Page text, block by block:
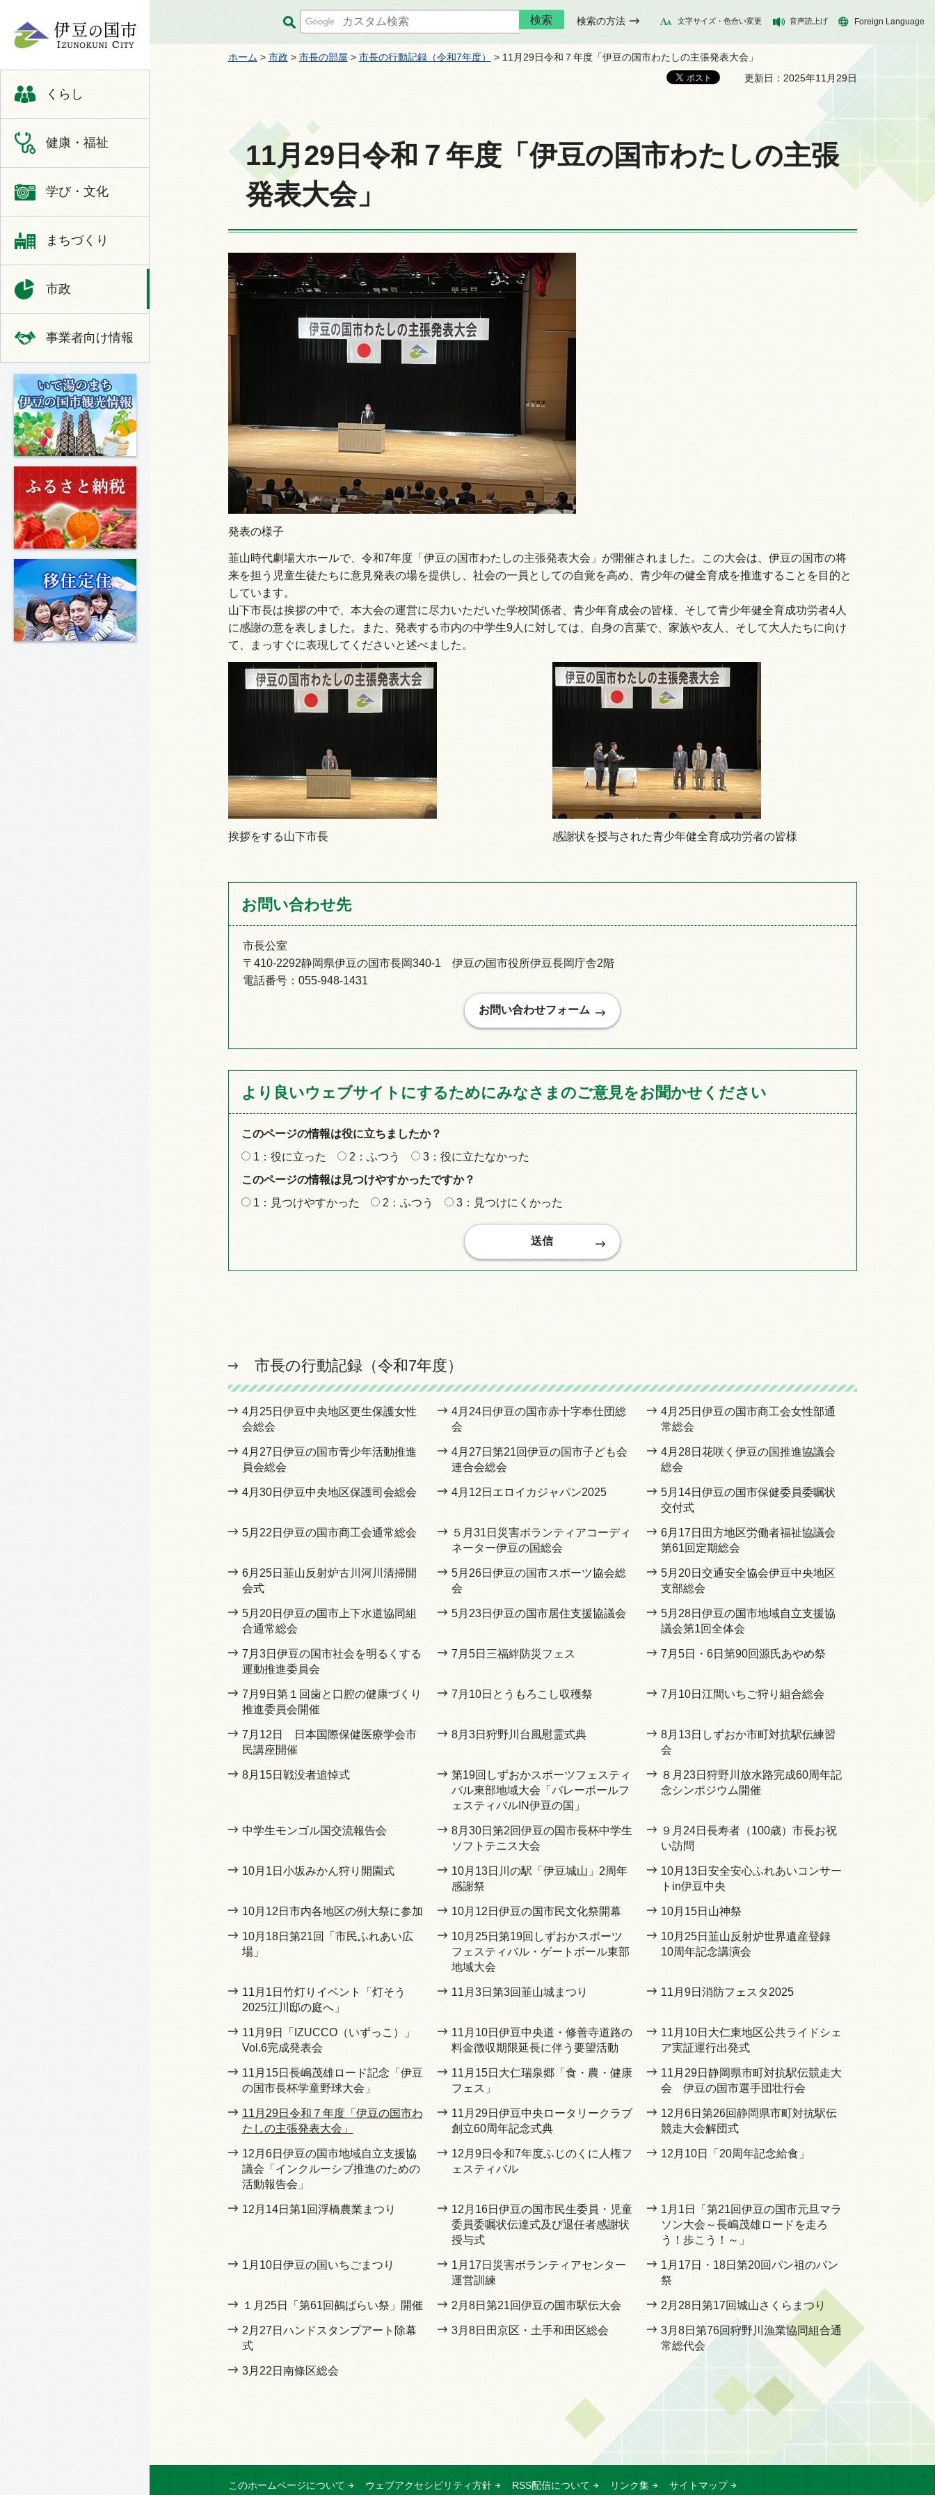
くらし
健康・福祉
学び・文化
まちづくり
市政
事業者向け情報
検索の方法 文字サイズ・色合い変更 音声読上げ Foreign Language
ホーム > 市政 > 市長の部屋 > 市長の行動記録（令和7年度）
> 11月29日令和７年度「伊豆の国市わたしの主張発表大会」
更新日：2025年11月29日
11月29日令和７年度「伊豆の国市わたしの主張
発表大会」
発表の様子
韮山時代劇場大ホールで、令和7年度「伊豆の国市わたしの主張発表大会」が開催されました。この大会は、伊豆の国市の将
来を担う児童生徒たちに意見発表の場を提供し、社会の一員としての自覚を高め、青少年の健全育成を推進することを目的と
しています。
山下市長は挨拶の中で、本大会の運営に尽力いただいた学校関係者、青少年育成会の皆様、そして青少年健全育成功労者4人
に感謝の意を表しました。また、発表する市内の中学生9人に対しては、自身の言葉で、家族や友人、そして大人たちに向け
て、まっすぐに表現してくださいと述べました。
挨拶をする山下市長 感謝状を授与された青少年健全育成功労者の皆様
お問い合わせ先
市長公室
〒410-2292静岡県伊豆の国市長岡340-1 伊豆の国市役所伊豆長岡庁舎2階
電話番号：055-948-1431
より良いウェブサイトにするためにみなさまのご意見をお聞かせください
このページの情報は役に立ちましたか？
1：役に立った
2：ふつう
3：役に立たなかった
このページの情報は見つけやすかったですか？
1：見つけやすかった
2：ふつう 3：見つけにくかった
市長の行動記録（令和7年度）
4月25日伊豆中央地区更生保護女性
会総会
4月24日伊豆の国市赤十字奉仕団総
会
4月25日伊豆の国市商工会女性部通
常総会
4月27日伊豆の国市青少年活動推進
員会総会
4月27日第21回伊豆の国市子ども会
連合会総会
4月28日花咲く伊豆の国推進協議会
総会
4月30日伊豆中央地区保護司会総会 4月12日エロイカジャパン2025
5月14日伊豆の国市保健委員委嘱状
交付式
5月22日伊豆の国市商工会通常総会
５月31日災害ボランティアコーディ
ネーター伊豆の国総会
6月17日田方地区労働者福祉協議会
第61回定期総会
6月25日韮山反射炉古川河川清掃開
会式
5月26日伊豆の国市スポーツ協会総
会
5月20日交通安全協会伊豆中央地区
支部総会
5月20日伊豆の国市上下水道協同組
合通常総会
5月23日伊豆の国市居住支援協議会
5月28日伊豆の国市地域自立支援協
議会第1回全体会
7月3日伊豆の国市社会を明るくする
運動推進委員会
7月5日三福絆防災フェス 7月5日・6日第90回源氏あやめ祭
7月9日第１回歯と口腔の健康づくり
推進委員会開催
7月10日とうもろこし収穫祭 7月10日江間いちご狩り組合総会
7月12日 日本国際保健医療学会市
民講座開催
8月3日狩野川台風慰霊式典
8月13日しずおか市町対抗駅伝練習
会
8月15日戦没者追悼式
第19回しずおかスポーツフェスティ
バル東部地域大会「バレーボールフ
ェスティバルIN伊豆の国」
８月23日狩野川放水路完成60周年記
念シンポジウム開催
中学生モンゴル国交流報告会
8月30日第2回伊豆の国市長杯中学生
ソフトテニス大会
９月24日長寿者（100歳）市長お祝
い訪問
10月1日小坂みかん狩り開園式
10月13日川の駅「伊豆城山」2周年
感謝祭
10月13日安全安心ふれあいコンサー
トin伊豆中央
10月12日市内各地区の例大祭に参加 10月12日伊豆の国市民文化祭開幕 10月15日山神祭
10月18日第21回「市民ふれあい広
場」
10月25日第19回しずおかスポーツ
フェスティバル・ゲートボール東部
地域大会
10月25日韮山反射炉世界遺産登録
10周年記念講演会
11月1日竹灯りイベント「灯そう
2025江川邸の庭へ」
11月3日第3回韮山城まつり 11月9日消防フェスタ2025
11月9日「IZUCCO（いずっこ）」
Vol.6完成発表会
11月10日伊豆中央道・修善寺道路の
料金徴収期限延長に伴う要望活動
11月10日大仁東地区公共ライドシェ
ア実証運行出発式
11月15日長嶋茂雄ロード記念「伊豆
の国市長杯学童野球大会」
11月15日大仁瑞泉郷「食・農・健康
フェス」
11月29日静岡県市町対抗駅伝競走大
会 伊豆の国市選手団壮行会
11月29日令和７年度「伊豆の国市わ
たしの主張発表大会」
11月29日伊豆中央ロータリークラブ
創立60周年記念式典
12月6日第26回静岡県市町対抗駅伝
競走大会解団式
12月6日伊豆の国市地域自立支援協
議会「インクルーシブ推進のための
活動報告会」
12月9日令和7年度ふじのくに人権フ
ェスティバル
12月10日「20周年記念給食」
12月14日第1回浮橋農業まつり
12月16日伊豆の国市民生委員・児童
委員委嘱状伝達式及び退任者感謝状
授与式
1月1日「第21回伊豆の国市元旦マラ
ソン大会～長嶋茂雄ロードを走ろ
う！歩こう！～」
1月10日伊豆の国いちごまつり
1月17日災害ボランティアセンター
運営訓練
1月17日・18日第20回パン祖のパン
祭
１月25日「第61回鵺ばらい祭」開催 2月8日第21回伊豆の国市駅伝大会 2月28日第17回城山さくらまつり
2月27日ハンドスタンプアート除幕
式
3月8日田京区・土手和田区総会
3月8日第76回狩野川漁業協同組合通
常総代会
3月22日南條区総会
このホームページについて ウェブアクセシビリティ方針 RSS配信について リンク集 サイトマップ